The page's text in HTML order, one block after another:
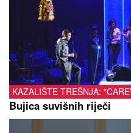
KAZALIŠTE TREŠNJA:
Bujica suvišnih riječi